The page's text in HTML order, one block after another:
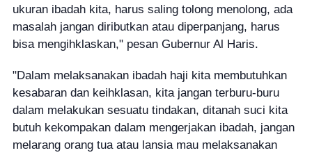
ukuran ibadah kita, harus saling tolong menolong, ada
masalah jangan diributkan atau diperpanjang, harus
bisa mengihklaskan," pesan Gubernur Al Haris.
"Dalam melaksanakan ibadah haji kita membutuhkan
kesabaran dan keihklasan, kita jangan terburu-buru
dalam melakukan sesuatu tindakan, ditanah suci kita
butuh kekompakan dalam mengerjakan ibadah, jangan
melarang orang tua atau lansia mau melaksanakan